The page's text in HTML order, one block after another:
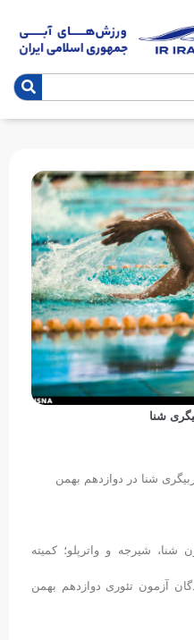
شنا
شنا در دوازدهم بهمن
شیرجه و واترپلو؛ کمیته
آزمون تئوری دوازدهم بهمن